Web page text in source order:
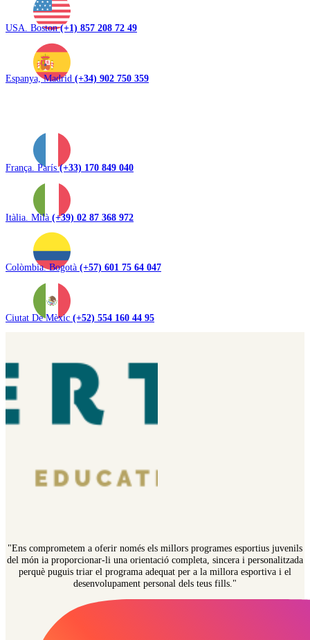
USA. Boston(+1) 857 208 72 49
Espanya, Madrid (+34) 902 750 359
França. París(+33) 170 849 040
Itàlia. Milà (+39) 02 87 368 972
Colòmbia. Bogotà (+57) 601 75 64 047
Ciutat De Mèxic (+52) 554 160 44 95
"Ens comprometem a oferir només els millors programes esportius juvenils
del món ia proporcionar-li una orientació completa, sincera i personalitzada
perquè puguis triar el programa adequat per a la millora esportiva i el
desenvolupament personal dels teus fills."